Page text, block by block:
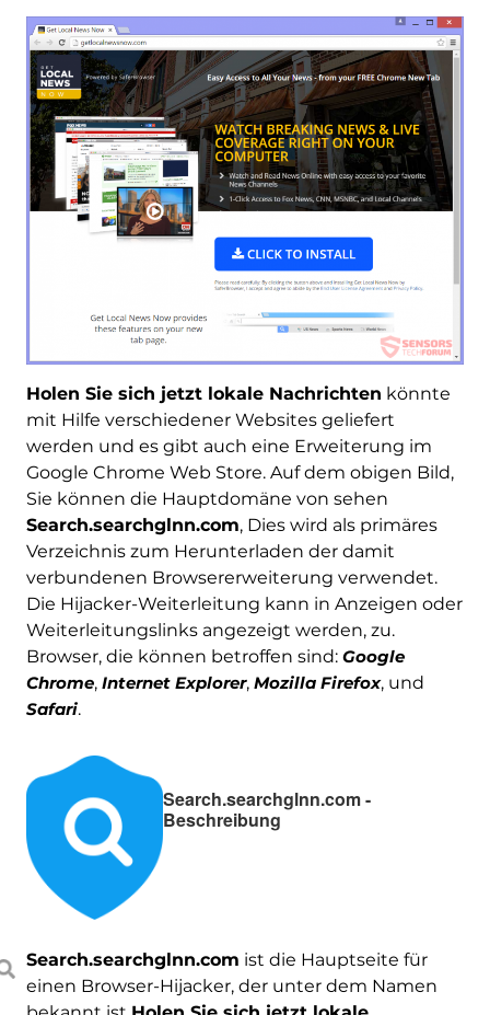
Holen Sie sich jetzt lokale Nachrichten könnte
mit Hilfe verschiedener Websites geliefert
werden und es gibt auch eine Erweiterung im
Google Chrome Web Store. Auf dem obigen Bild,
Sie können die Hauptdomäne von sehen
Search.searchglnn.com, Dies wird als primäres
Verzeichnis zum Herunterladen der damit
verbundenen Browsererweiterung verwendet.
Die Hijacker-Weiterleitung kann in Anzeigen oder
Weiterleitungslinks angezeigt werden, zu.
Browser, die können betroffen sind: Google
Chrome, Internet Explorer, Mozilla Firefox, und
Safari.
Search.searchglnn.com -
Beschreibung
Search.searchglnn.com ist die Hauptseite für
einen Browser-Hijacker, der unter dem Namen